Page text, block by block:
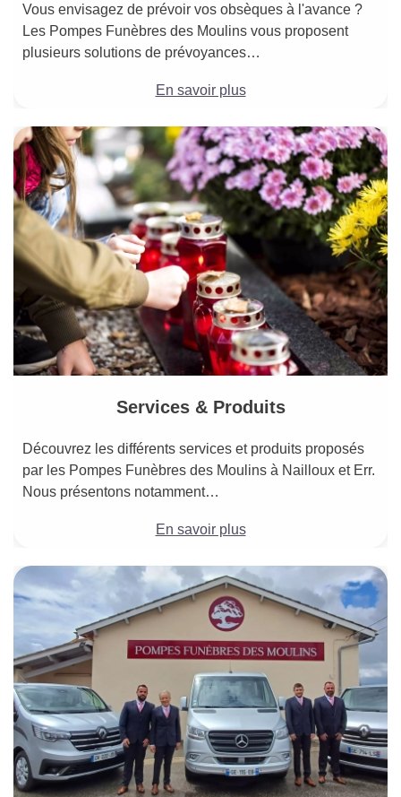
Vous envisagez de prévoir vos obsèques à l'avance ?
Les Pompes Funèbres des Moulins vous proposent
plusieurs solutions de prévoyances…
En savoir plus
Services & Produits
Découvrez les différents services et produits proposés
par les Pompes Funèbres des Moulins à Nailloux et Err.
Nous présentons notamment…
En savoir plus